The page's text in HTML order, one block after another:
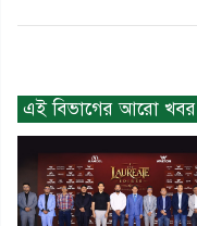
এই বিভাগের আরো খবর